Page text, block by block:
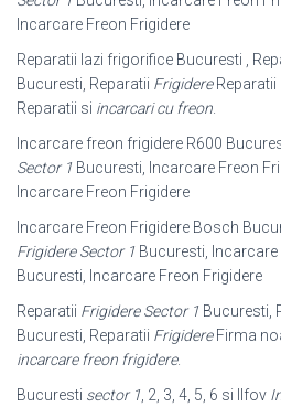
Incarcare Freon Frigidere
Reparatii lazi frigorifice Bucuresti ,
Bucuresti, Reparatii FrigidereReparatii
Reparatii si incarcari cu freon
Incarcare freon frigidere R600
Sector 1 Bucuresti, Incarcare Freon
Incarcare Freon Frigidere
Incarcare Freon Frigidere Bosch
Frigidere Sector 1 Bucuresti,
Bucuresti, Incarcare Freon Frigidere
Reparatii Frigidere Sector 1 Bucuresti,
Bucuresti, Reparatii FrigidereFirma
incarcare freon frigidere.
Bucuresti sector 1 , 2, 3, 4, 5, 6 si Ilfov